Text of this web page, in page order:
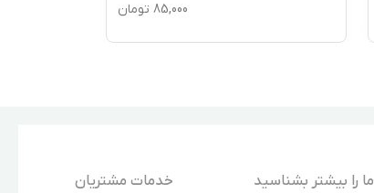
85,000 تومان
ما را بیشتر بشناسید خدمات مشتریان